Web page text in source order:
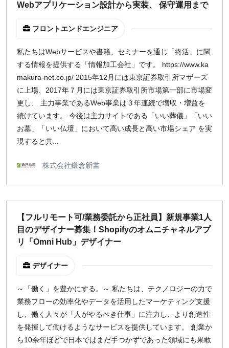
地域
東京
名古屋
京都
福岡
募集状況
募集中のみ表示
時給
¥2,000 ¥3,000 ¥4,000 ¥5,000〜
指定なし
Webアプリケーション設計から実装、 保守運用まで
フロントエンドエンジニア
私たちはWebサービスや書籍、セミナーを通じ「終活」に関
する情報を提供する「情報加工会社」です。 https://www.ka
makura-net.co.jp/ 2015年12月には東京証券取引所マザーズ
に上場、2017年７月には東京証券取引所市場第一部に市場変
更し、 主力事業であるWeb事業は３年連続で増収・増益を
続けています。 今後は主力サイトである「いい葬儀」「いい
お墓」「いい仏壇」において高い成長と高い市場シェア を実
現すると共...
株式会社鎌倉新書
【フルリモート可/業務委託から正社員】新規事業1人
目のデザイナー募集！Shopifyのオムニチャネルアプ
リ「Omni Hub」デザイナー
デザイナー
～「働く」を豊かにする。～ 私たちは、テクノロジーの力で
業務フローの効率化やデータを活用したマーケティング支援
し、働く人々が「人がやるべき仕事」に注力し、より創造性
を発揮して働けるようなサービスを提供しています。 創業か
ら10余年ほどで日本ではまだ手つかずであった領域にも果敢